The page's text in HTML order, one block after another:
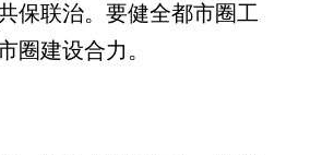
保联治。要健全都市圈工
圈建设合力。